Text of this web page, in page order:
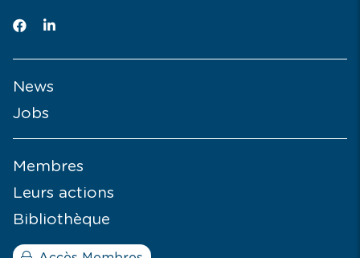
News
Jobs
Membres
Leurs actions
Bibliothèque